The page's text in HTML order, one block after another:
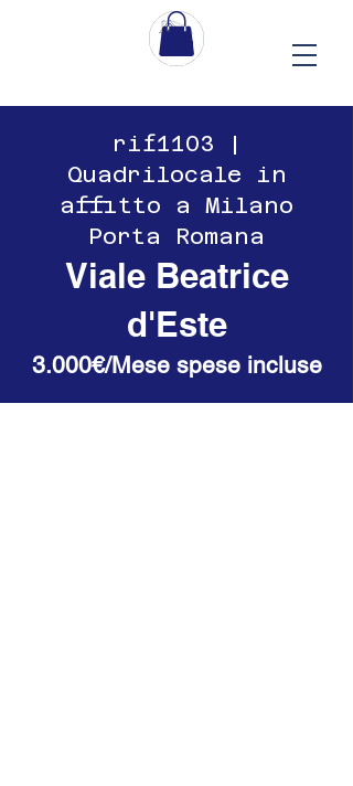
​​rif1103 |
Quadrilocale in
affitto a Milano
Porta Romana
Viale Beatrice
d'Este
3.000€/Mese spese incluse